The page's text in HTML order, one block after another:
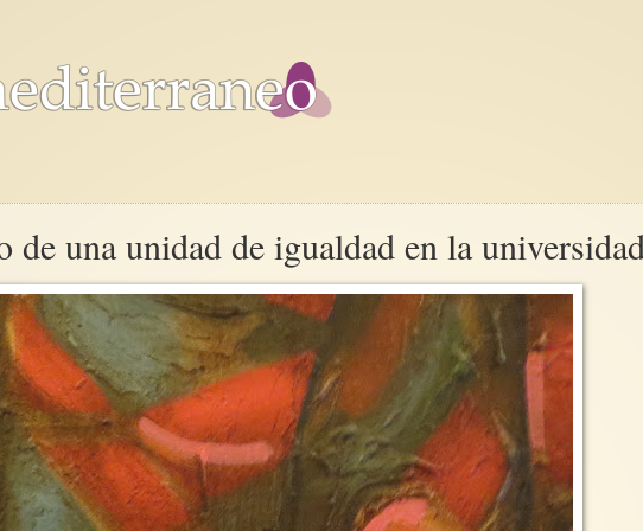
de una unidad de igualdad en la